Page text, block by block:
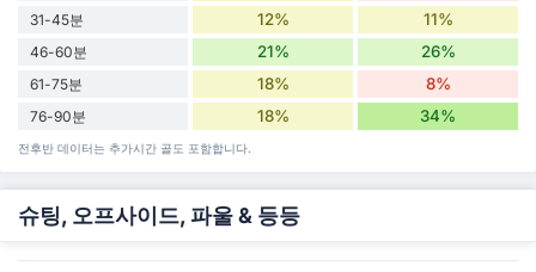
31-45분 12% 11%
46-60분 21% 26%
61-75분 18% 8%
76-90분 18% 34%
전후반 데이터는 추가시간 골도 포함합니다.
슈팅, 오프사이드, 파울 & 등등